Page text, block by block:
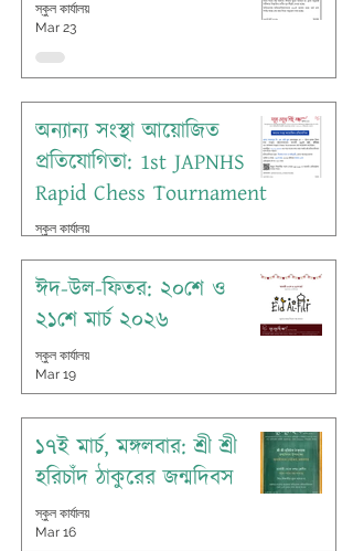
স্কুল কার্যালয়
Mar 23
অন্যান্য সংস্থা আয়োজিত
প্রতিযোগিতা: 1st JAPNHS
Rapid Chess Tournament
স্কুল কার্যালয়
ঈদ-উল-ফিতর: ২০শে ও
২১শে মার্চ ২০২৬
স্কুল কার্যালয়
Mar 19
১৭ই মার্চ, মঙ্গলবার: শ্রী শ্রী
হরিচাঁদ ঠাকুরের জন্মদিবস
স্কুল কার্যালয়
Mar 16